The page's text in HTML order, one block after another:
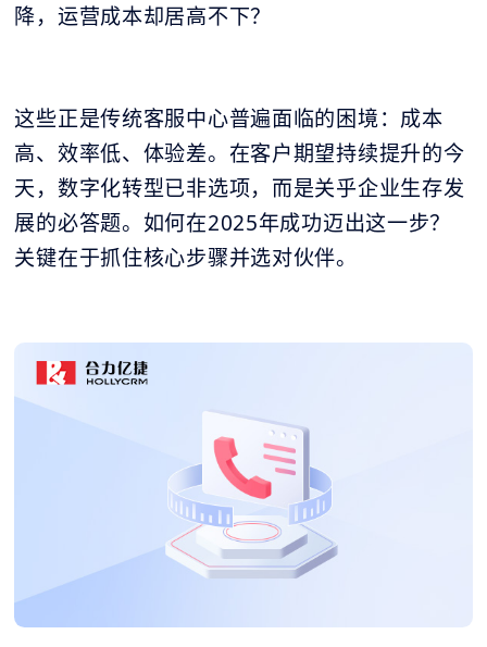
降，运营成本却居高不下？
这些正是传统客服中心普遍面临的困境：成本
高、效率低、体验差。在客户期望持续提升的今
天，数字化转型已非选项，而是关乎企业生存发
展的必答题。如何在2025年成功迈出这一步？
关键在于抓住核心步骤并选对伙伴。